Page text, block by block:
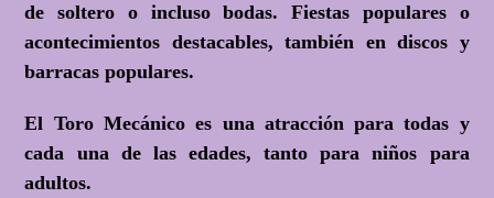
de soltero o incluso bodas. Fiestas populares o
acontecimientos destacables, también en discos y
barracas populares.
El Toro Mecánico es una atracción para todas y
cada una de las edades, tanto para niños para
adultos.